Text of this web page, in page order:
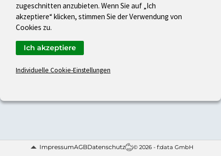
ImpressumAGBDatenschutz © 2026 - f:data GmbH
zugeschnitten anzubieten. Wenn Sie auf „Ich
akzeptiere“ klicken, stimmen Sie der Verwendung von
Cookies zu.
Individuelle Cookie-Einstellungen
Ich akzeptiere